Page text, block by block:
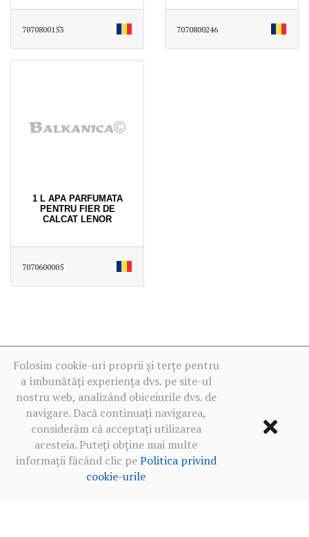
7070800153 7070800246
1 L APA PARFUMATA
PENTRU FIER DE
CALCAT LENOR
7070600005
Folosim cookie-uri proprii și terțe pentru
a îmbunătăți experiența dvs. pe site-ul
nostru web, analizând obiceiurile dvs. de
navigare. Dacă continuați navigarea,
considerăm că acceptați utilizarea
acesteia. Puteți obține mai multe
informații făcând clic pePolitica privind
cookie-urile